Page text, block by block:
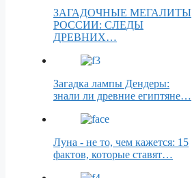
ЗАГАДОЧНЫЕ МЕГАЛИТЫ
РОССИИ: СЛЕДЫ
ДРЕВНИХ…
Загадка лампы Дендеры:
знали ли древние египтяне…
Луна - не то, чем кажется: 15
фактов, которые ставят…